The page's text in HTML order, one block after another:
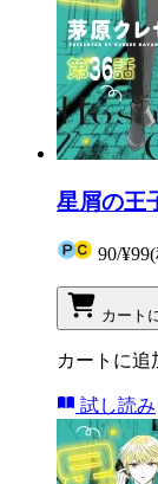
星屑の王
90/¥99
カート
カートに追
試し読み